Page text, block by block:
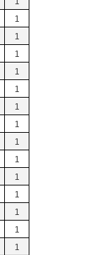
1
1
1
1
1
1
1
1
1
1
1
1
1
1